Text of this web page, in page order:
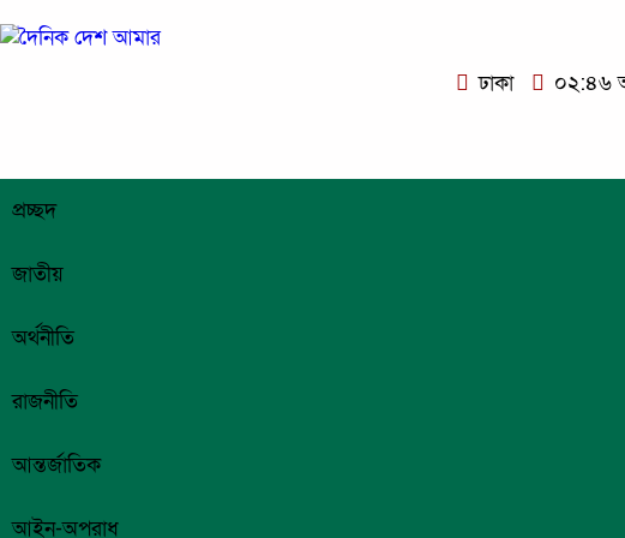
ঢাকা ০২:৪৬
প্রচ্ছদ
জাতীয়
অর্থনীতি
রাজনীতি
আন্তর্জাতিক
আইন-অপরাধ